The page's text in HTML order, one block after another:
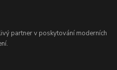
partner v poskytování moderních